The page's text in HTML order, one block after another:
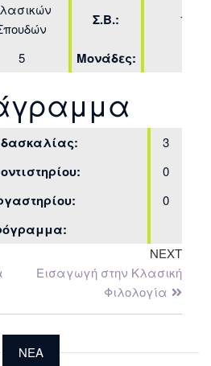
Σ.Β.: 1.5
5 Μονάδες:
3
0
0
NEXT
Εισαγωγή στην Κλασική
Φιλολογία
NEA